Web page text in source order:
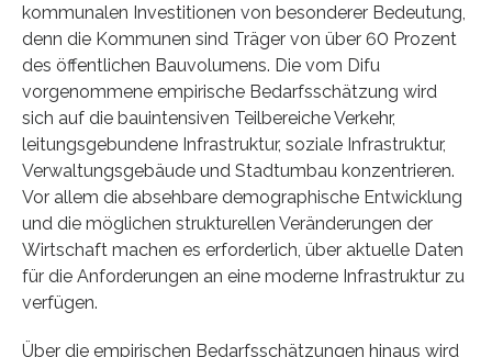
kommunalen Investitionen von besonderer Bedeutung,
denn die Kommunen sind Träger von über 60 Prozent
des öffentlichen Bauvolumens. Die vom Difu
vorgenommene empirische Bedarfsschätzung wird
sich auf die bauintensiven Teilbereiche Verkehr,
leitungsgebundene Infrastruktur, soziale Infrastruktur,
Verwaltungsgebäude und Stadtumbau konzentrieren.
Vor allem die absehbare demographische Entwicklung
und die möglichen strukturellen Veränderungen der
Wirtschaft machen es erforderlich, über aktuelle Daten
für die Anforderungen an eine moderne Infrastruktur zu
verfügen.
Über die empirischen Bedarfsschätzungen hinaus wird